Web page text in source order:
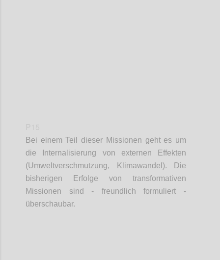
Bei einem Teil dieser Missionen geht es um
die Internalisierung von externen Effekten
(Umweltverschmutzung, Klimawandel). Die
bisherigen Erfolge von transformativen
Missionen sind - freundlich formuliert -
überschaubar.